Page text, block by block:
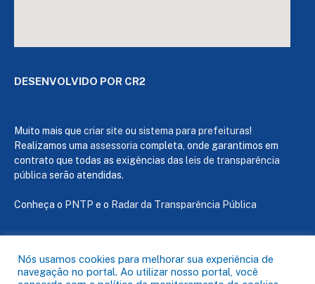
DESENVOLVIDO POR CR2
Muito mais que criar site ou sistema para prefeituras!
Realizamos uma assessoria completa, onde garantimos em
contrato que todas as exigências das leis de transparência
pública serão atendidas.
Conheça o PNTP e o Radar da Transparência Pública
Todos os direitos reservados a Câmara de Capanema
Nós usamos cookies para melhorar sua experiência de
navegação no portal. Ao utilizar nosso portal, você